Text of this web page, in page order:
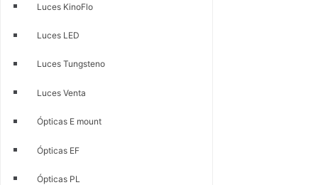
Luces KinoFlo
Luces LED
Luces Tungsteno
Luces Venta
Ópticas E mount
Ópticas EF
Ópticas PL